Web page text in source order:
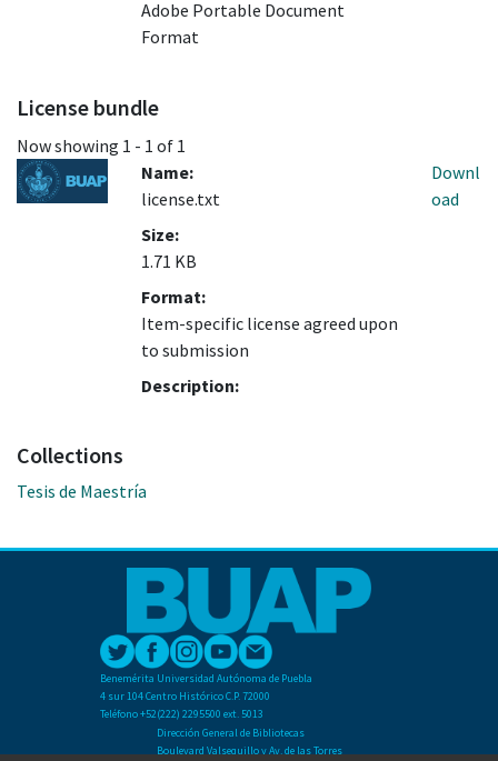
Adobe Portable Document
Format
License bundle
Now showing 1 - 1 of 1
Name:
license.txt
Size:
1.71 KB
Format:
Item-specific license agreed upon
to submission
Description:
Downl
oad
Collections
Tesis de Maestría
Benemérita Universidad Autónoma de Puebla
4 sur 104 Centro Histórico C.P. 72000
Teléfono +52(222) 2295500 ext. 5013
Dirección General de Bibliotecas
Boulevard Valsequillo y Av. de las Torres